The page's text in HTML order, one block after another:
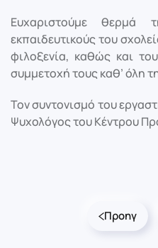
Ευχαριστούμε θερμά
εκπαιδευτικούς του
φιλοξενία, καθώς και
συμμετοχή τους καθ’ όλη
Τον συντονισμό του
Ψυχολόγος του Κέντρου
Προηγ